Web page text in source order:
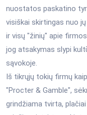
nuostatos paskatino
visiškai skirtingas nuo
ir visų "žinių" apie
jog atsakymas slypi
sąvokoje.
Iš tikrųjų tokių firmų
"Procter & Gamble",
grindžiama tvirta,